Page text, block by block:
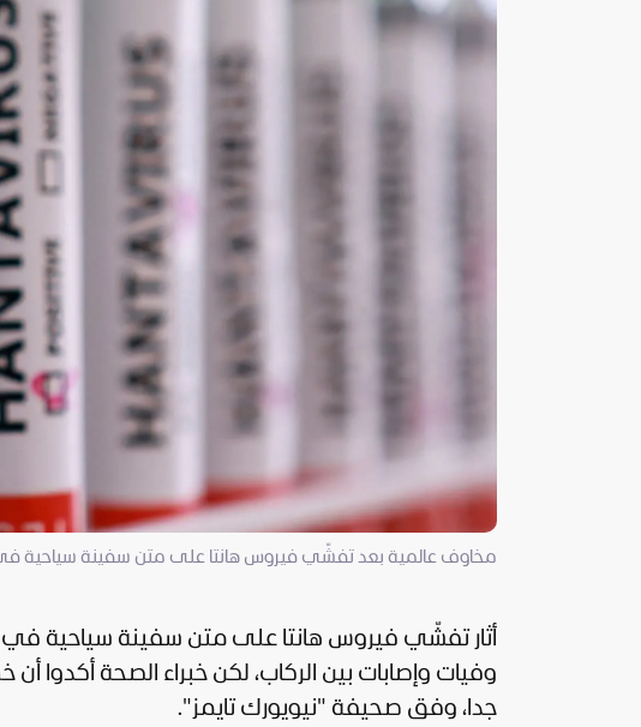
مخاوف عالمية بعد تفشّي فيروس هانتا على متن سفينة سياحية في
أثار تفشّي فيروس هانتا على متن سفينة سياحية
وفيات وإصابات بين الركاب، لكن خبراء الصحة أكدوا أن
جدا، وفق صحيفة "نيويورك تايمز".